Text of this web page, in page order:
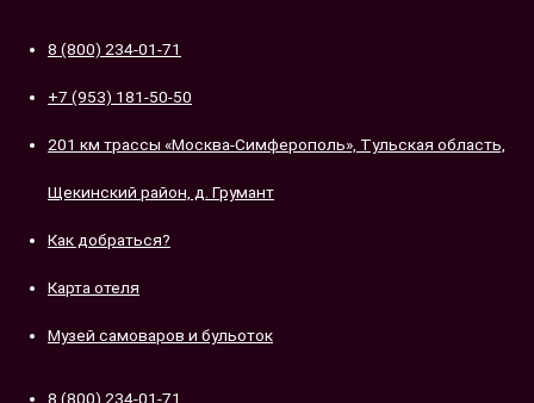
8 (800) 234-01-71
+7 (953) 181-50-50
201 км трассы «Москва-Симферополь», Тульская область,
Щекинский район, д. Грумант
Как добраться?
Карта отеля
Музей самоваров и бульоток
8 (800) 234-01-71